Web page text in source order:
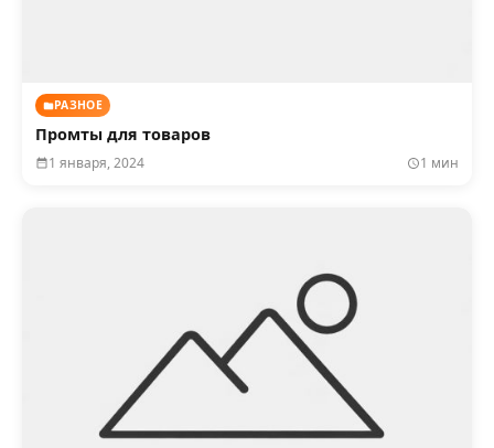
РАЗНОЕ
Промты для товаров
1 января, 2024 1 мин